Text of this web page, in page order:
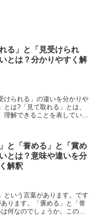
れる」と「見受けられ
とは？分かりやすく解
けられる」の違いを分かりや
は?「見て取れる」とは、
理解できることを表していま
」と「誉める」と「賞め
とは？意味や違いを分
解釈
という言葉があります。です
ります。「褒める」と「誉
何なのでしょうか。この記